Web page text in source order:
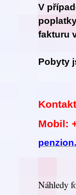
V
fakturu
Pobyty
Mobil:
Náhledy